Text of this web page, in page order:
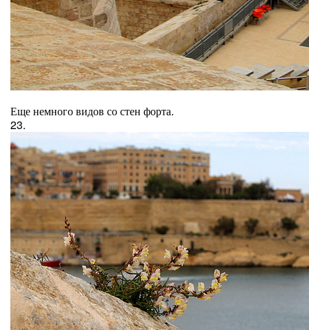
Еще немного видов со стен форта.
23.